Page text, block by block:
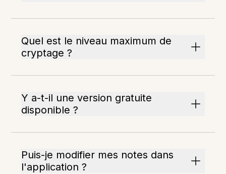
Quel est le niveau maximum de
cryptage ?
Y a-t-il une version gratuite
disponible ?
Puis-je modifier mes notes dans
l'application ?